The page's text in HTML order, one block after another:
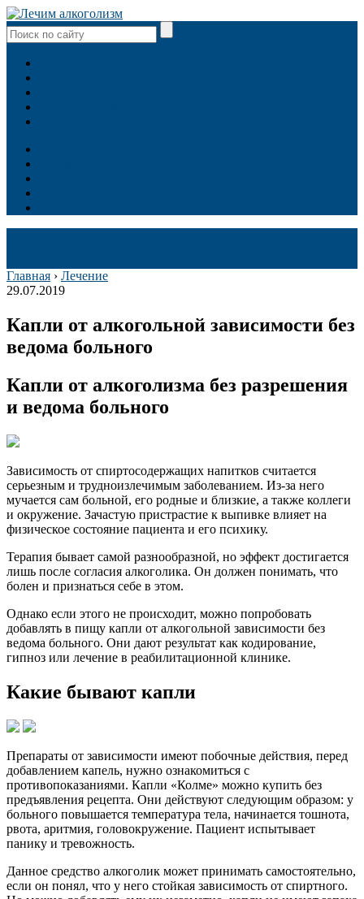
Главная › Лечение
29.07.2019
Капли от алкогольной зависимости без
ведома больного
Капли от алкоголизма без разрешения
и ведома больного
Зависимость от спиртосодержащих напитков считается
серьезным и трудноизлечимым заболеванием. Из-за него
мучается сам больной, его родные и близкие, а также коллеги
и окружение. Зачастую пристрастие к выпивке влияет на
физическое состояние пациента и его психику.
Терапия бывает самой разнообразной, но эффект достигается
лишь после согласия алкоголика. Он должен понимать, что
болен и признаться себе в этом.
Однако если этого не происходит, можно попробовать
добавлять в пищу капли от алкогольной зависимости без
ведома больного. Они дают результат как кодирование,
гипноз или лечение в реабилитационной клинике.
Какие бывают капли
Препараты от зависимости имеют побочные действия, перед
добавлением капель, нужно ознакомиться с
противопоказаниями. Капли «Колме» можно купить без
предъявления рецепта. Они действуют следующим образом: у
больного повышается температура тела, начинается тошнота,
рвота, аритмия, головокружение. Пациент испытывает
панику и тревожность.
Данное средство алкоголик может принимать самостоятельно,
если он понял, что у него стойкая зависимость от спиртного.